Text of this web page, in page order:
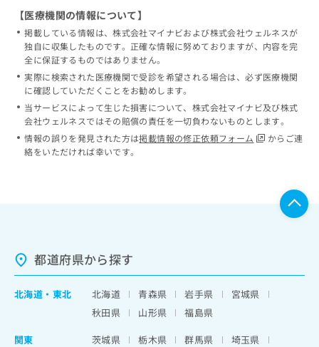
【医療機関の情報について】
掲載している情報は、株式会社マイナビおよび株式会社ウェルネスが
独自に収集したものです。正確な情報に努めておりますが、内容を完
全に保証するものではありません。
実際に検索された医療機関で受診を希望される場合は、必ず医療機関
に確認していただくことをお勧めします。
当サービスによって生じた損害について、株式会社マイナビ及び株式
会社ウェルネスではその賠償の責任を一切負わないものとします。
情報の誤りを発見された方は掲載情報の修正依頼フォーム
からご連
絡をいただければ幸いです。
都道府県から探す
北海道 ・ 東北 北海道 青森県 岩手県
宮城県
秋田県
山形県
福島県
関東
茨城県 栃木県 群馬県
埼玉県